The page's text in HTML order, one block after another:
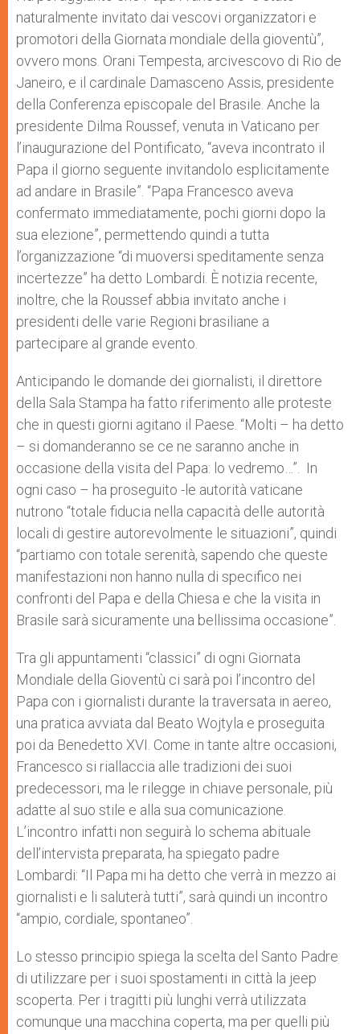
naturalmente invitato dai vescovi organizzatori e
promotori della Giornata mondiale della gioventù”,
ovvero mons. Orani Tempesta, arcivescovo di Rio de
Janeiro, e il cardinale Damasceno Assis, presidente
della Conferenza episcopale del Brasile. Anche la
presidente Dilma Roussef, venuta in Vaticano per
l’inaugurazione del Pontificato, “aveva incontrato il
Papa il giorno seguente invitandolo esplicitamente
ad andare in Brasile”. “Papa Francesco aveva
confermato immediatamente, pochi giorni dopo la
sua elezione”, permettendo quindi a tutta
l’organizzazione “di muoversi speditamente senza
incertezze” ha detto Lombardi. È notizia recente,
inoltre, che la Roussef abbia invitato anche i
presidenti delle varie Regioni brasiliane a
partecipare al grande evento.
Anticipando le domande dei giornalisti, il direttore
della Sala Stampa ha fatto riferimento alle proteste
che in questi giorni agitano il Paese. “Molti – ha detto
– si domanderanno se ce ne saranno anche in
occasione della visita del Papa: lo vedremo…”. In
ogni caso – ha proseguito -le autorità vaticane
nutrono “totale fiducia nella capacità delle autorità
locali di gestire autorevolmente le situazioni”, quindi
“partiamo con totale serenità, sapendo che queste
manifestazioni non hanno nulla di specifico nei
confronti del Papa e della Chiesa e che la visita in
Brasile sarà sicuramente una bellissima occasione”.
Tra gli appuntamenti “classici” di ogni Giornata
Mondiale della Gioventù ci sarà poi l’incontro del
Papa con i giornalisti durante la traversata in aereo,
una pratica avviata dal Beato Wojtyla e proseguita
poi da Benedetto XVI. Come in tante altre occasioni,
Francesco si riallaccia alle tradizioni dei suoi
predecessori, ma le rilegge in chiave personale, più
adatte al suo stile e alla sua comunicazione.
L’incontro infatti non seguirà lo schema abituale
dell’intervista preparata, ha spiegato padre
Lombardi: “Il Papa mi ha detto che verrà in mezzo ai
giornalisti e li saluterà tutti”, sarà quindi un incontro
“ampio, cordiale, spontaneo”.
Lo stesso principio spiega la scelta del Santo Padre
di utilizzare per i suoi spostamenti in città la jeep
scoperta. Per i tragitti più lunghi verrà utilizzata
comunque una macchina coperta, ma per quelli più